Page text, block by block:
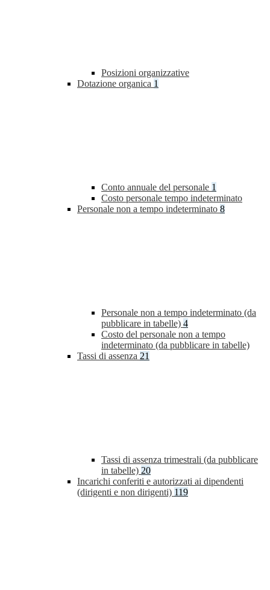
Posizioni organizzative
Dotazione organica 1
Conto annuale del personale 1
Costo personale tempo indeterminato
Personale non a tempo indeterminato 8
Personale non a tempo indeterminato (da
pubblicare in tabelle) 4
Costo del personale non a tempo
indeterminato (da pubblicare in tabelle)
Tassi di assenza 21
Tassi di assenza trimestrali (da pubblicare
in tabelle) 20
Incarichi conferiti e autorizzati ai dipendenti
(dirigenti e non dirigenti) 119